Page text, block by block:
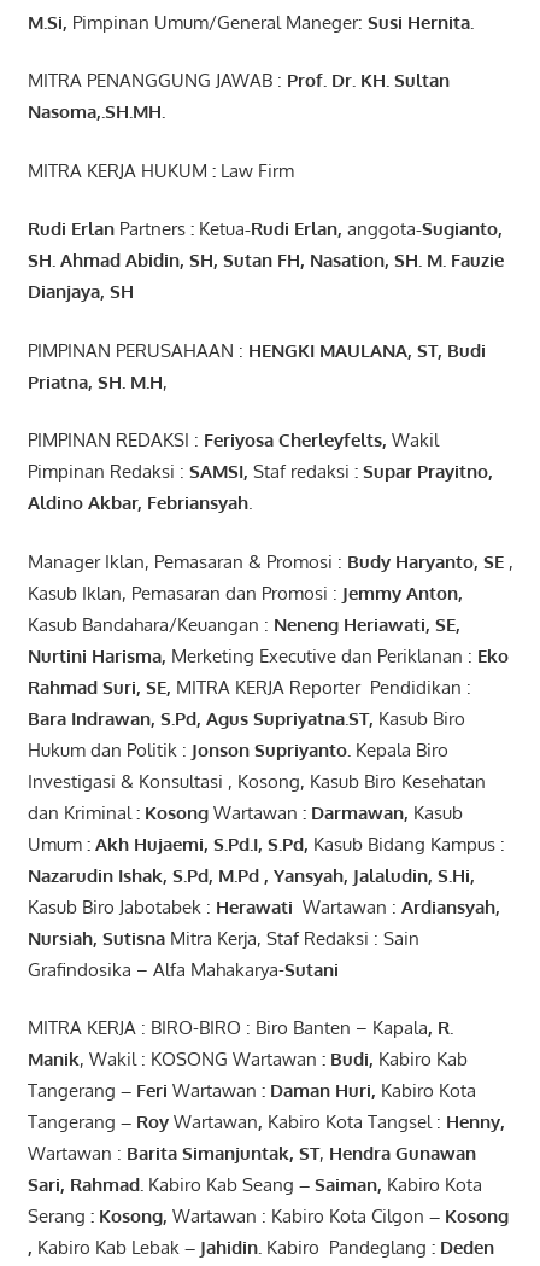
M.Si, Pimpinan Umum/General Maneger: Susi Hernita.
MITRA PENANGGUNG JAWAB : Prof. Dr. KH. Sultan
Nasoma,.SH.MH.
MITRA KERJA HUKUM : Law Firm
Rudi ErlanPartners : Ketua-Rudi Erlan, anggota-Sugianto,
SH. Ahmad Abidin, SH, SutanFH, Nasation, SH. M. Fauzie
Dianjaya, SH
PIMPINAN PERUSAHAAN : HENGKI MAULANA, ST, Budi
Priatna, SH. M.H,
PIMPINAN REDAKSI : Feriyosa Cherleyfelts, Wakil
Pimpinan Redaksi : SAMSI, Staf redaksi : Supar Prayitno,
Aldino Akbar, Febriansyah.
Manager Iklan, Pemasaran & Promosi : Budy Haryanto, SE,
Kasub Iklan, Pemasaran dan Promosi : Jemmy Anton,
Kasub Bandahara/Keuangan : Neneng Heriawati, SE,
Nurtini Harisma, Merketing Executive dan Periklanan : Eko
Rahmad Suri, SE, MITRA KERJA Reporter Pendidikan :
Bara Indrawan, S.Pd, Agus Supriyatna.ST, Kasub Biro
Hukum dan Politik : Jonson Supriyanto. Kepala Biro
Investigasi & Konsultasi , Kosong, Kasub Biro Kesehatan
dan Kriminal: KosongWartawan : Darmawan, Kasub
Umum : Akh Hujaemi, S.Pd.I, S.Pd, Kasub Bidang Kampus :
Nazarudin Ishak, S.Pd, M.Pd, Yansyah, Jalaludin, S.Hi,
Kasub Biro Jabotabek : Herawati Wartawan : Ardiansyah,
Nursiah, SutisnaMitra Kerja, Staf Redaksi : Sain
Grafindosika – Alfa Mahakarya-Sutani
MITRA KERJA : BIRO-BIRO : Biro Banten – Kapala, R.
Manik, Wakil : KOSONG Wartawan : Budi, Kabiro Kab
Tangerang – Feri Wartawan : Daman Huri, Kabiro Kota
Tangerang – RoyWartawan, Kabiro Kota Tangsel : Henny,
Wartawan : Barita Simanjuntak, ST, Hendra Gunawan
Sari, Rahmad. Kabiro Kab Seang – Saiman, Kabiro Kota
Serang : Kosong, Wartawan : Kabiro Kota Cilgon – Kosong
, Kabiro Kab Lebak– Jahidin. Kabiro Pandeglang : Deden